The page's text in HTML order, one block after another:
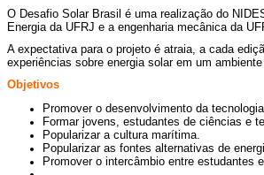
O Desafio Solar Brasil é uma realização do
Energia da UFRJ e a engenharia mecânica da
A expectativa para o projeto é atraia, a cada
experiências sobre energia solar em um
Objetivos
Promover o desenvolvimento da
Formar jovens, estudantes de ciências e
Popularizar a cultura marítima.
Popularizar as fontes alternativas de
Promover o intercâmbio entre estudantes